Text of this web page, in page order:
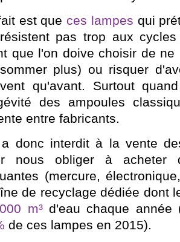
est que ces lampes qui
pas trop aux
que l'on doive choisir de
plus) ou risquer
qu'avant. Surtout
des ampoules
entre fabricants.
donc interdit à la vente
nous obliger à acheter
(mercure,
de recyclage dédiée dont
m³d'eau chaque année
de ces lampes en 2015).